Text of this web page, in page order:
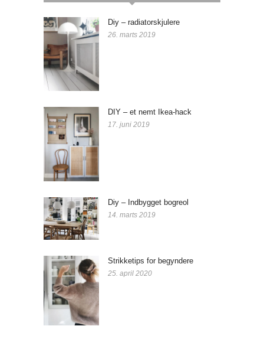
Diy – radiatorskjulere
26. marts 2019
DIY – et nemt Ikea-hack
17. juni 2019
Diy – Indbygget bogreol
14. marts 2019
Strikketips for begyndere
25. april 2020